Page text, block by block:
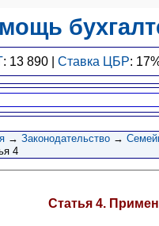
: 13 890 |Ставка ЦБР:
→Законодательство →
4
Статья 4.